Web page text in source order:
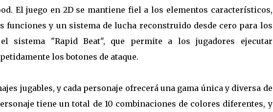
El juego en 2D se mantiene fiel a los elementos característicos,
funciones y un sistema de lucha reconstruido desde cero para los
sistema "Rapid Beat", que permite a los jugadores ejecutar
los botones de ataque.
jugables, y cada personaje ofrecerá una gama única y diversa de
tiene un total de 10 combinaciones de colores diferentes, y